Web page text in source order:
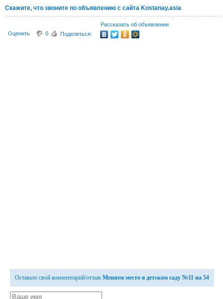
Скажите, что звоните по объявлению с сайта Kostanay.asia
Рассказать об объявлении
Оценить
0 Поделиться:
Оставьте свой комментарий/отзыв Меняем место в детском саду №11 на 54